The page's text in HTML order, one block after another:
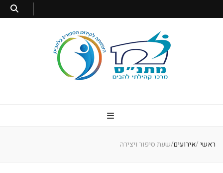
ראשי/אירועים/שעת סיפור ויצירה